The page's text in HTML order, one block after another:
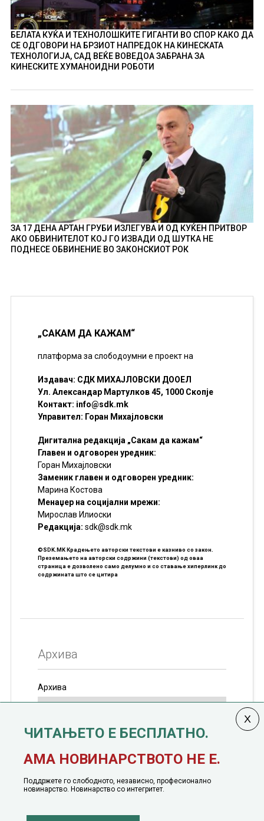
БЕЛАТА КУЌА И ТЕХНОЛОШКИТЕ ГИГАНТИ ВО СПОР КАКО ДА
СЕ ОДГОВОРИ НА БРЗИОТ НАПРЕДОК НА КИНЕСКАТА
ТЕХНОЛОГИЈА, САД ВЕЌЕ ВОВЕДОА ЗАБРАНА ЗА
КИНЕСКИТЕ ХУМАНОИДНИ РОБОТИ
ЗА 17 ДЕНА АРТАН ГРУБИ ИЗЛЕГУВА И ОД КУЌЕН ПРИТВОР
АКО ОБВИНИТЕЛОТ КОЈ ГО ИЗВАДИ ОД ШУТКА НЕ
ПОДНЕСЕ ОБВИНЕНИЕ ВО ЗАКОНСКИОТ РОК
„САКАМ ДА КАЖАМ“
платформа за слободоумни е проект на
Издавач: СДК МИХАЈЛОВСКИ ДООЕЛ
Ул. Александар Мартулков 45, 1000 Скопје
Контакт: info@sdk.mk
Управител: Горан Михајловски
Дигитална редакција „Сакам да кажам“
Главен и одговорен уредник:
Горан Михајловски
Заменик главен и одговорен уредник:
Марина Костова
Менаџер на социјални мрежи:
Мирослав Илиоски
Редакцијa: sdk@sdk.mk
©SDK.MK Крадењето авторски текстови е казниво со закон.
Преземањето на авторски содржини (текстови) од оваа
страница е дозволено само делумно и со ставање хиперлинк до
содржината што се цитира
Архива
Архива
јануари, 1991 година
ЧИТАЊЕТО Е БЕСПЛАТНО.
АМА НОВИНАРСТВОТО НЕ Е.
Поддржете го слободното, независно, професионално
новинарство. Новинарство со интегритет.